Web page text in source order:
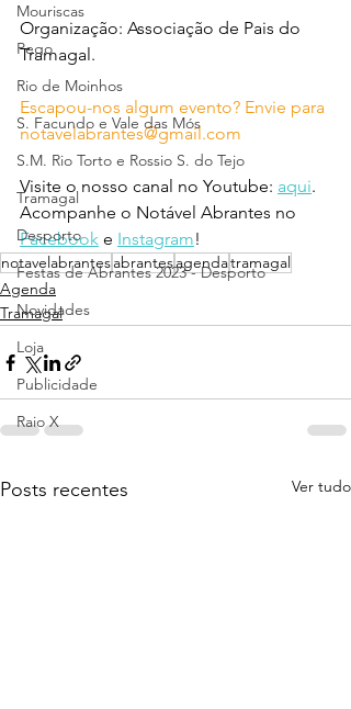
Mouriscas
Pego
Rio de Moinhos
S. Facundo e Vale das Mós
S.M. Rio Torto e Rossio S. do Tejo
Tramagal
Desporto
Festas de Abrantes 2023 - Desporto
Novidades
Loja
Publicidade
Raio X
Organização: Associação de Pais do
Tramagal.
Escapou-nos algum evento? Envie para
notavelabrantes@gmail.com
Visite o nosso canal no Youtube: aqui.
Acompanhe o Notável Abrantes no
Facebook e Instagram!
notavelabrantesabrantesagendatramagal
Agenda
Tramagal
Posts recentes Ver tudo